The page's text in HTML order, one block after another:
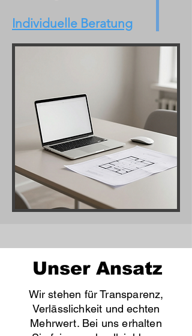
Individuelle Beratung
Unser Ansatz
Wir stehen für Transparenz,
Verlässlichkeit und echten
Mehrwert. Bei uns erhalten